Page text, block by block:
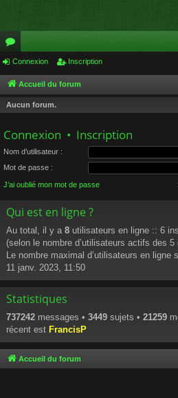
or
u
m
Connexion Inscription
Accueil du forum
Aucun forum.
Connexion • Inscription
Nom d’utilisateur :
Mot de passe :
J’ai oublié mon mot de passe
Qui est en ligne ?
Au total, il y a 8 utilisateurs en ligne :: 6
(selon le nombre d’utilisateurs actifs des
Le nombre maximal d’utilisateurs en ligne
11 janv. 2023, 11:50
Statistiques
737242 messages • 3449 sujets • 21259
récent est FrancisP
Accueil du forum